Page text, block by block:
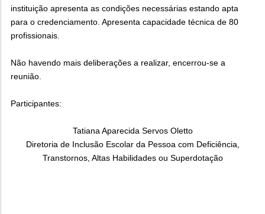
instituição apresenta as condições necessárias estando apta
para o credenciamento. Apresenta capacidade técnica de 80
profissionais.
Não havendo mais deliberações a realizar, encerrou-se a
reunião.
Participantes:
Tatiana Aparecida Servos Oletto
Diretoria de Inclusão Escolar da Pessoa com Deficiência,
Transtornos, Altas Habilidades ou Superdotação